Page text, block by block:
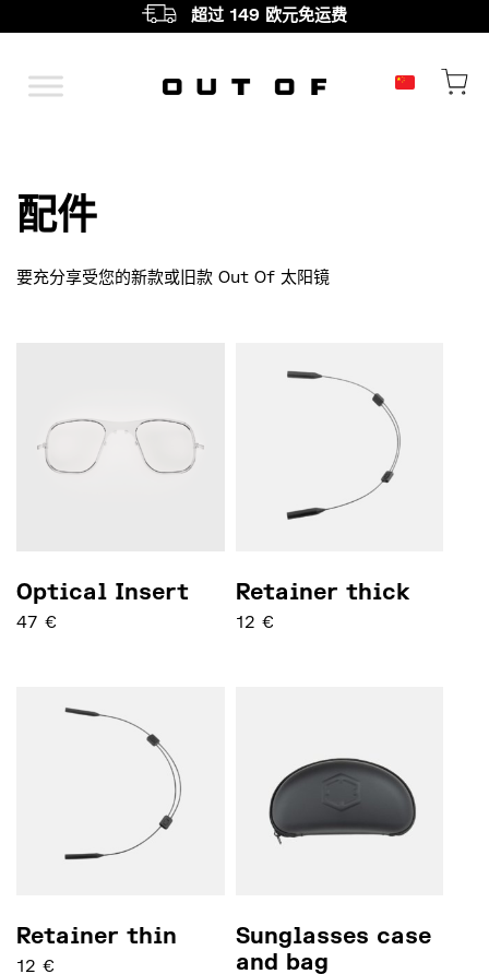
超过 149 欧元免运费
主导航
配件
要充分享受您的新款或旧款 Out Of 太阳镜
Optical Insert
47 €
Retainer thick
12 €
Retainer thin
12 €
Sunglasses case
and bag